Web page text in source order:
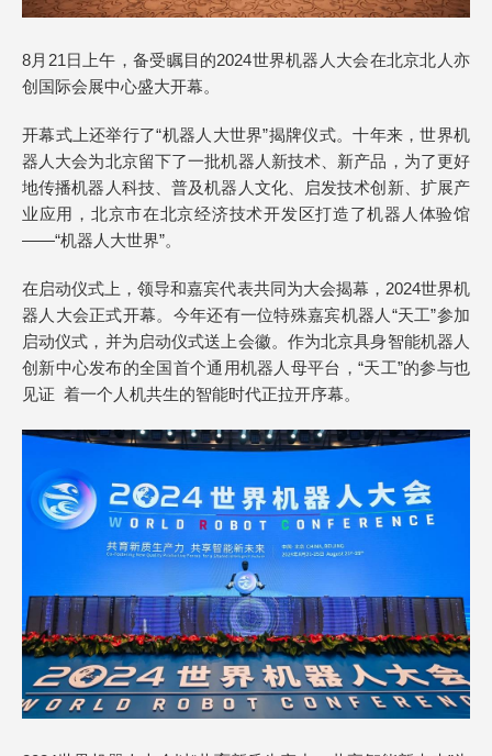
8月21日上午，备受瞩目的2024世界机器人大会在北京北人亦
创国际会展中心盛大开幕。
开幕式上还举行了“机器人大世界”揭牌仪式。十年来，世界机
器人大会为北京留下了一批机器人新技术、新产品，为了更好
地传播机器人科技、普及机器人文化、启发技术创新、扩展产
业应用，北京市在北京经济技术开发区打造了机器人体验馆
——“机器人大世界”。
在启动仪式上，领导和嘉宾代表共同为大会揭幕，2024世界机
器人大会正式开幕。今年还有一位特殊嘉宾机器人“天工”参加
启动仪式，并为启动仪式送上会徽。作为北京具身智能机器人
创新中心发布的全国首个通用机器人母平台，“天工”的参与也
见证 着一个人机共生的智能时代正拉开序幕。